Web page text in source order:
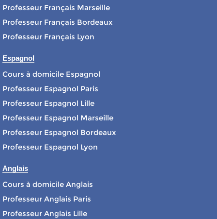
Professeur Français Marseille
Professeur Français Bordeaux
Professeur Français Lyon
Espagnol
Cours à domicile Espagnol
Professeur Espagnol Paris
Professeur Espagnol Lille
Professeur Espagnol Marseille
Professeur Espagnol Bordeaux
Professeur Espagnol Lyon
Anglais
Cours à domicile Anglais
Professeur Anglais Paris
Professeur Anglais Lille